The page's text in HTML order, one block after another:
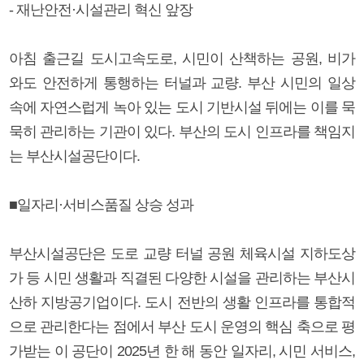
- 재난안전·시설관리 혁신 앞장
아침 출근길 도시고속도로, 시민이 산책하는 공원, 비가
와도 안전하게 통행하는 터널과 교량. 부산 시민의 일상
속에 자연스럽게 녹아 있는 도시 기반시설 뒤에는 이를 묵
묵히 관리하는 기관이 있다. 부산의 도시 인프라를 책임지
는 부산시설공단이다.
■일자리·서비스품질 상승 성과
부산시설공단은 도로 교량 터널 공원 체육시설 지하도상
가 등 시민 생활과 직결된 다양한 시설을 관리하는 부산시
산하 지방공기업이다. 도시 전반의 생활 인프라를 통합적
으로 관리한다는 점에서 부산 도시 운영의 핵심 축으로 평
가받는 이 공단이 2025년 한 해 동안 일자리, 시민 서비스,